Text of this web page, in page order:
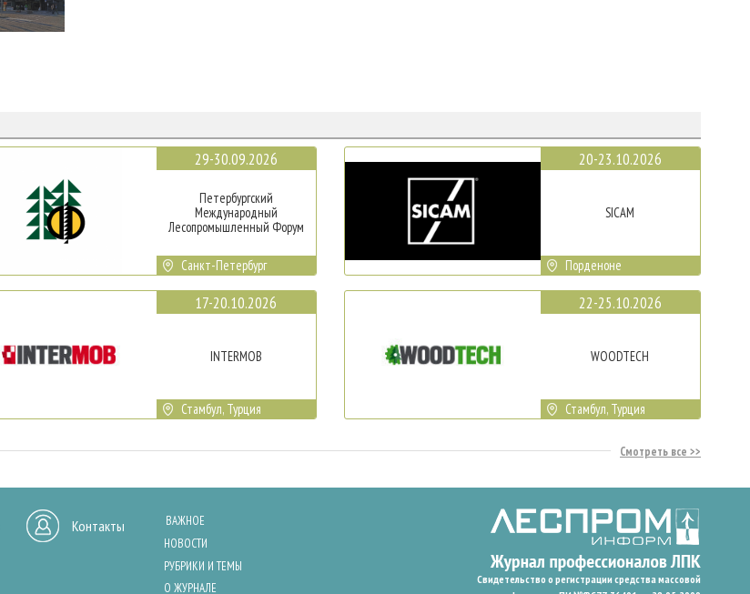
29-30.09.2026
Петербургский
Международный
Лесопромышленный Форум
Санкт-Петербург
17-20.10.2026
INTERMOB
Стамбул, Турция
20-23.10.2026
SICAM
Порденоне
22-25.10.2026
WOODTECH
Стамбул, Турция
Смотреть все
Контакты
ВАЖНОЕ
НОВОСТИ
РУБРИКИ И ТЕМЫ
О ЖУРНАЛЕ
Свидетельство о регистрации средства массовой